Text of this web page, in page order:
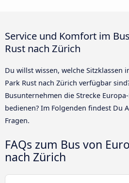
Service und Komfort im
Rust nach Zürich
Du willst wissen, welche Sitzklassen
Park Rust nach Zürich verfügbar
Busunternehmen die Strecke
bedienen? Im Folgenden findest Du
Fragen.
FAQs zum Bus von
nach Zürich